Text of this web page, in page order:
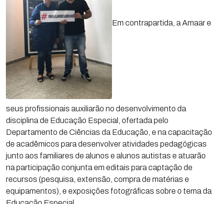
Em contrapartida, a Amaar e
seus profissionais auxiliarão no desenvolvimento da
disciplina de Educação Especial, ofertada pelo
Departamento de Ciências da Educação, e na capacitação
de acadêmicos para desenvolver atividades pedagógicas
junto aos familiares de alunos e alunos autistas e atuarão
na participação conjunta em editais para captação de
recursos (pesquisa, extensão, compra de matérias e
equipamentos), e exposições fotográficas sobre o tema da